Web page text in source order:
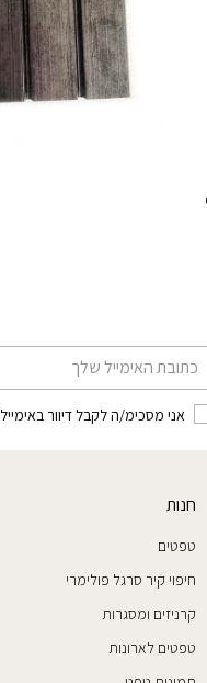
אני מסכימ/ה לקבל דיוור באימייל
חנות
טפטים
חיפוי קיר סרגל פולימרי
קרניזים ומסגרות
טפטים לארונות